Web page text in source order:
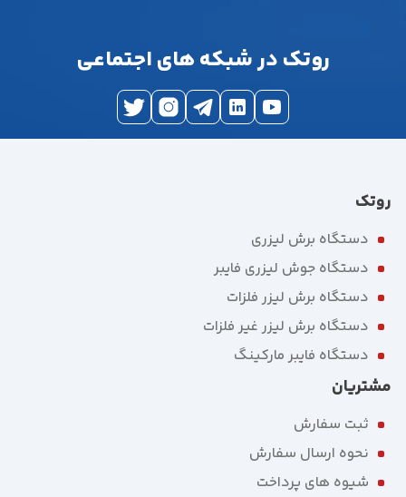
روتک در شبکه های اجتماعی
روتک
دستگاه برش لیزری
دستگاه جوش لیزری فایبر
دستگاه برش لیزر فلزات
دستگاه برش لیزر غیر فلزات
دستگاه فایبر مارکینگ
مشتریان
ثبت سفارش
نحوه ارسال سفارش
شیوه های پرداخت